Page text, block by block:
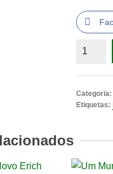
Gato
e
Mia
Categoria:
Etiquetas: